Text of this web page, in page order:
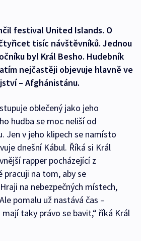
festival United Islands. O
tisíc návštěvníků. Jednou
byl Král Besho. Hudebník
nejčastěji objevuje hlavně ve
– Afghánistánu.
oblečený jako jeho
hudba se moc neliší od
Jen v jeho klipech se namísto
dnešní Kábul. Říká si Král
rapper pocházející z
pracuji na tom, aby se
na nebezpečných místech,
pomalu už nastává čas –
taky právo se bavit,“ říká Král